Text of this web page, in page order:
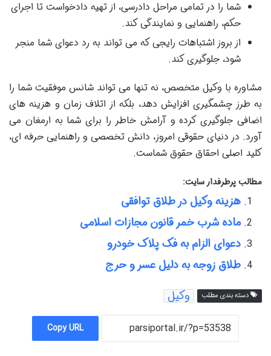
شما را در تمامی مراحل دادرسی، از تهیه دادخواست تا اجرای
حکم، راهنمایی و نمایندگی کند.
از بروز اشتباهات رایجی که می تواند به رد دعوای شما منجر
شود، جلوگیری کند.
مشاوره با وکیل متخصص، نه تنها می تواند شانس موفقیت شما را
به طرز چشمگیری افزایش دهد، بلکه از اتلاف زمان و هزینه های
اضافی جلوگیری کرده و آرامش خاطر را برای شما به ارمغان می
آورد. در دنیای حقوقی امروز، دانش تخصصی و راهنمایی حرفه ای،
کلید اصلی احقاق حقوق شماست.
مطالب پرطرفدار سایت:
هزینه وکیل در طلاق توافقی
ماده شرب خمر قانون مجازات اسلامی
دعوای الزام به فک پلاک خودرو
طلاق زوجه به دلیل عسر و حرج
دسته بندی مطلب وکیل
Copy URL